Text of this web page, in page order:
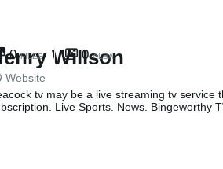
Willson
Website
tv may be a live streaming tv
Live Sports. News. Bingeworthy
0 FILES 0 ALBA